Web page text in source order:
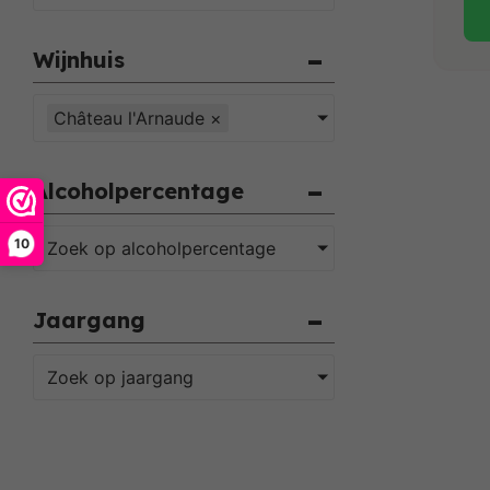
10
Wijnhuis
Château l'Arnaude ×
Alcoholpercentage
Zoek op alcoholpercentage
Jaargang
Zoek op jaargang